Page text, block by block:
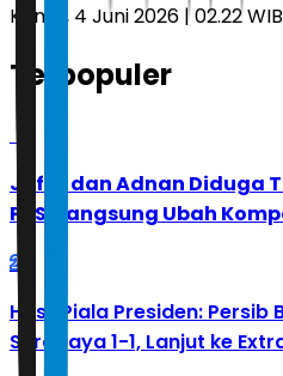
Kamis, 4 Juni 2026 | 02.22 WIB
Terpopuler
1
Jafar dan Adnan Diduga
PBSI Langsung Ubah
2
Hasil Piala Presiden:
Surabaya 1-1, Lanjut ke